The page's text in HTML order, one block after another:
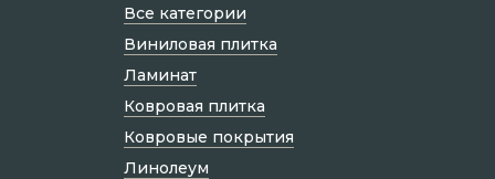
Все категории
Виниловая плитка
Ламинат
Ковровая плитка
Ковровые покрытия
Линолеум